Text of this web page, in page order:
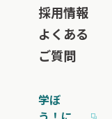
採用情報
よくある
ご質問
学ぼ